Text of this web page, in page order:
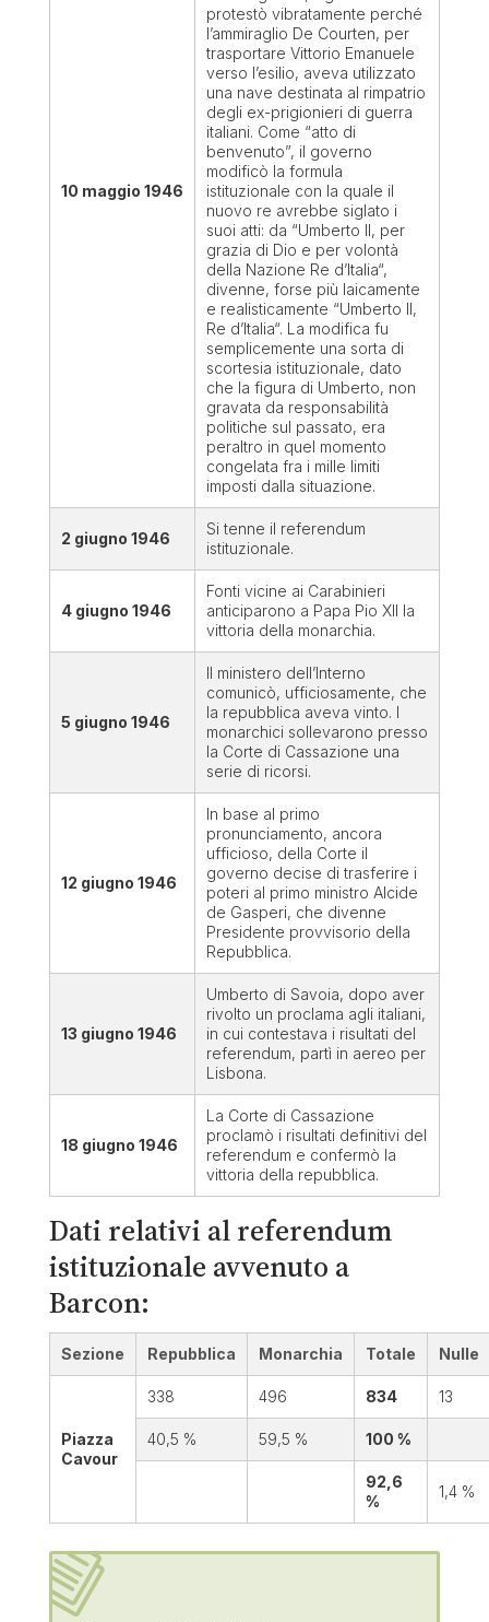
10 maggio 1946
protestò vibratamente perché
l’ammiraglio De Courten, per
trasportare Vittorio Emanuele
verso l’esilio, aveva utilizzato
una nave destinata al rimpatrio
degli ex-prigionieri di guerra
italiani. Come “atto di
benvenuto”, il governo
modificò la formula
istituzionale con la quale il
nuovo re avrebbe siglato i
suoi atti: da “Umberto II, per
grazia di Dio e per volontà
della Nazione Re d’Italia“,
divenne, forse più laicamente
e realisticamente “Umberto II,
Re d’Italia“. La modifica fu
semplicemente una sorta di
scortesia istituzionale, dato
che la figura di Umberto, non
gravata da responsabilità
politiche sul passato, era
peraltro in quel momento
congelata fra i mille limiti
imposti dalla situazione.
2 giugno 1946
Si tenne il referendum
istituzionale.
4 giugno 1946
Fonti vicine ai Carabinieri
anticiparono a Papa Pio XII la
vittoria della monarchia.
5 giugno 1946
Il ministero dell’Interno
comunicò, ufficiosamente, che
la repubblica aveva vinto. I
monarchici sollevarono presso
la Corte di Cassazione una
serie di ricorsi.
12 giugno 1946
In base al primo
pronunciamento, ancora
ufficioso, della Corte il
governo decise di trasferire i
poteri al primo ministro Alcide
de Gasperi, che divenne
Presidente provvisorio della
Repubblica.
13 giugno 1946
Umberto di Savoia, dopo aver
rivolto un proclama agli italiani,
in cui contestava i risultati del
referendum, partì in aereo per
Lisbona.
18 giugno 1946
La Corte di Cassazione
proclamò i risultati definitivi del
referendum e confermò la
vittoria della repubblica.
Dati relativi al referendum
istituzionale avvenuto a
Barcon:
Sezione Repubblica Monarchia Totale Nulle
Piazza
Cavour
338 496 834 13
40,5 % 59,5 % 100 %
92,6
%
1,4 %